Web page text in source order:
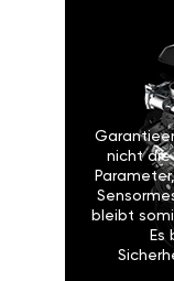
nicht die
bleibt
Es